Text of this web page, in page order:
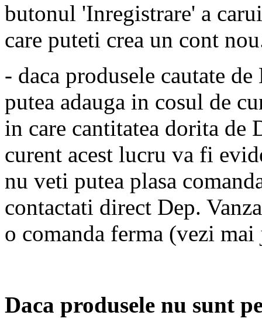
butonul 'Inregistrare' a
care puteti crea un cont
- daca produsele cautate
putea adauga in cosul de
in care cantitatea dorita de
curent acest lucru va fi
nu veti putea plasa
contactati direct Dep.
o comanda ferma (vezi mai
Daca produsele nu sunt